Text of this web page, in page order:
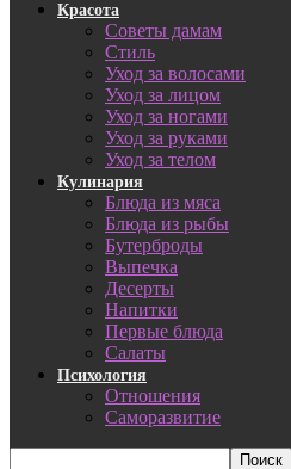
Красота
Советы дамам
Стиль
Уход за волосами
Уход за лицом
Уход за ногами
Уход за руками
Уход за телом
Кулинария
Блюда из мяса
Блюда из рыбы
Бутерброды
Выпечка
Десерты
Напитки
Первые блюда
Салаты
Психология
Отношения
Саморазвитие